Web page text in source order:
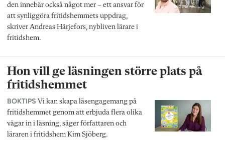
den innebär också något mer – ett ansvar för
att synliggöra fritidshemmets uppdrag,
skriver Andreas Härjefors, nybliven lärare i
fritidshem.
Hon vill ge läsningen större plats på
fritidshemmet
BOKTIPS Vi kan skapa läsengagemang på
fritidshemmet genom att erbjuda flera olika
vägar in i läsning, säger författaren och
läraren i fritidshem Kim Sjöberg.